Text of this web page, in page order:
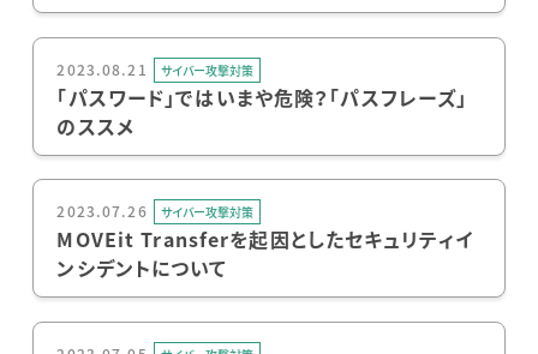
2023.08.21 サイバー攻撃対策
「パスワード」ではいまや危険？「パスフレーズ」
のススメ
2023.07.26 サイバー攻撃対策
MOVEit Transferを起因としたセキュリティイ
ンシデントについて